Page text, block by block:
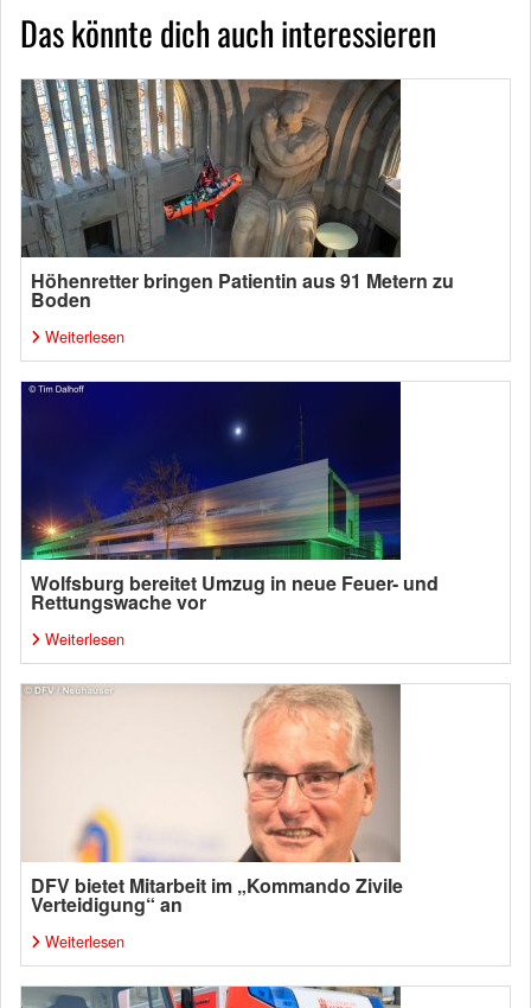
Das könnte dich auch interessieren
Höhenretter bringen Patientin aus 91 Metern zu
Boden
Weiterlesen
Wolfsburg bereitet Umzug in neue Feuer- und
Rettungswache vor
Weiterlesen
DFV bietet Mitarbeit im „Kommando Zivile
Verteidigung“ an
Weiterlesen